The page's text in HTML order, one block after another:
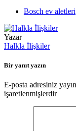
WhatsApp
Bosch ev aletleri
Yazar
Halkla İlişkiler
Bir yanıt yazın
E-posta adresiniz
işaretlenmişlerdir